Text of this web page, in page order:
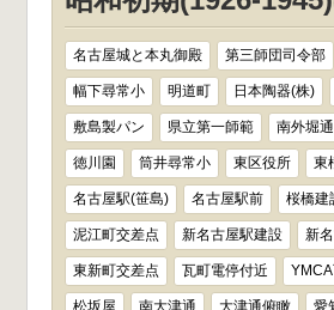
名古屋城と本丸御殿 第三師団司令部
幅下尋常小 明道町 日本陶器(株)
敷島製パン 県立第一師範 南外堀通
徳川園 筒井尋常小 東区役所 東
名古屋駅(笹島) 名古屋駅前 桜橋建
泥江町交差点 新名古屋駅建設 新
東新町交差点 瓦町電停付近